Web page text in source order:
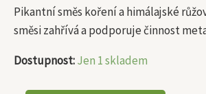
Pikantní směs koření a himálajské
směsi zahřívá a podporuje činnost
Dostupnost:Jen 1 skladem